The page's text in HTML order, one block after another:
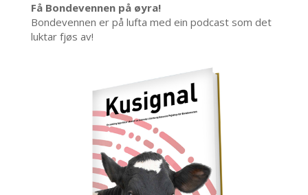
Få Bondevennen på øyra!
Bondevennen er på lufta med ein podcast som det
luktar fjøs av!